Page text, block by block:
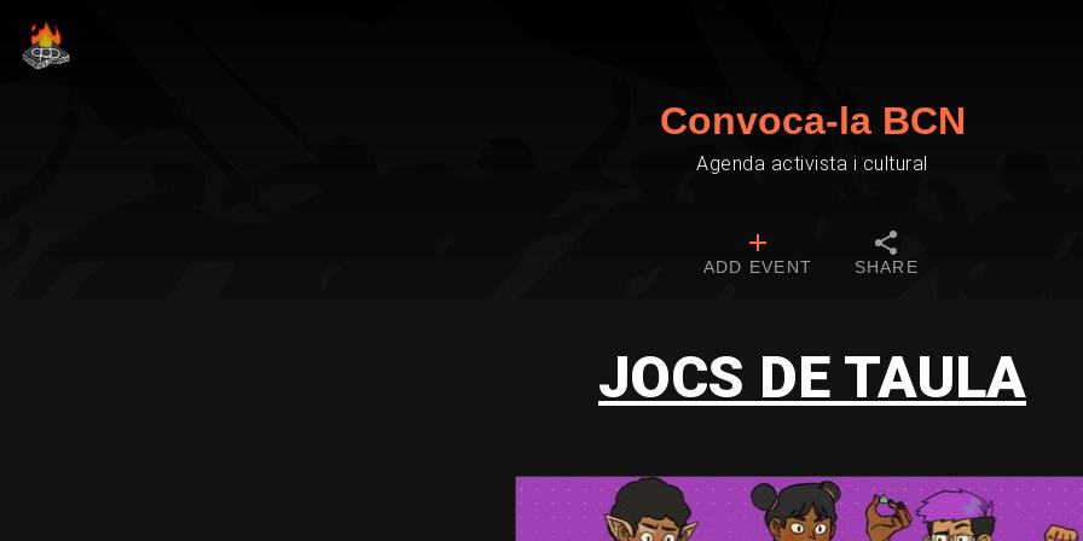
Convoca-la BCN
Agenda activista i cultural
ADD EVENT SHARE
JOCS DE TAULA